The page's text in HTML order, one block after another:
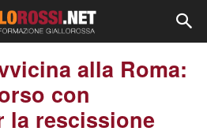
alla Roma:
con
la rescissione